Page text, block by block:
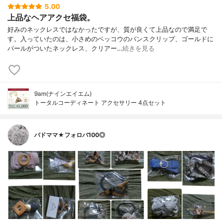
5.00
上品なヘアアクセ福袋。
好みのネックレスではなかったですが、質が良くて上品なので満足で
す。入っていたのは、小さめのベッコウのバンスクリップ、ゴールドに
パールがついたネックレス、クリアー…続きを見る
9am(ナインエイエム)
トータルコーディネート アクセサリー 4点セット
バドママ★フォロバ100◎